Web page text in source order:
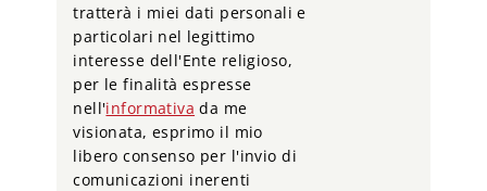
tratterà i miei dati personali e
particolari nel legittimo
interesse dell'Ente religioso,
per le finalità espresse
nell'informativa da me
visionata, esprimo il mio
libero consenso per l'invio di
comunicazioni inerenti